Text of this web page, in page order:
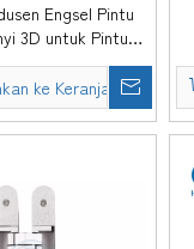
Engsel Pintu
3D untuk Pintu
DDCH008-G120
ke Keranjang